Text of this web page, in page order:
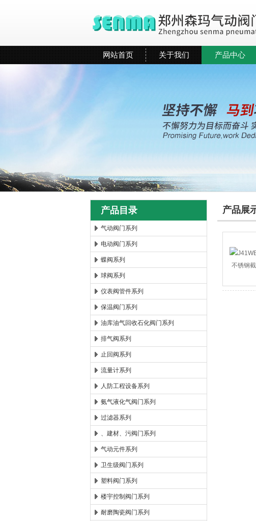
郑州森玛自控阀门有限公司
网站首页 关于我们 产品中心
产品目录
气动阀门系列
电动阀门系列
蝶阀系列
球阀系列
仪表阀管件系列
保温阀门系列
油库油气回收石化阀门系列
排气阀系列
止回阀系列
流量计系列
人防工程设备系列
氨气液化气阀门系列
过滤器系列
、建材、污阀门系列
气动元件系列
卫生级阀门系列
塑料阀门系列
楼宇控制阀门系列
耐磨陶瓷阀门系列
产品展